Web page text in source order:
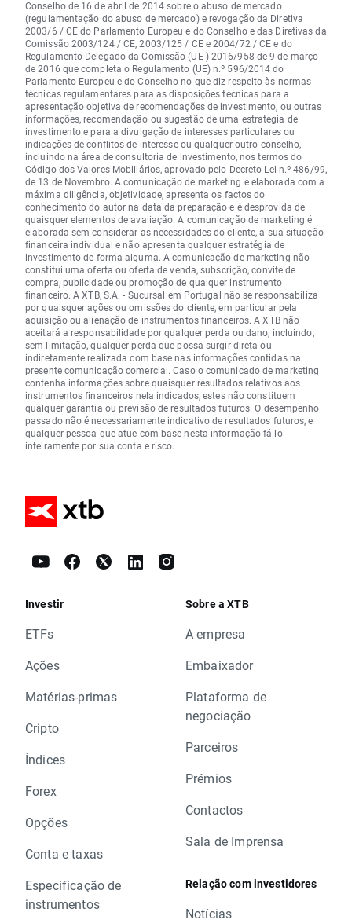
Conselho de 16 de abril de 2014 sobre o abuso de mercado
(regulamentação do abuso de mercado) e revogação da Diretiva
2003/6 / CE do Parlamento Europeu e do Conselho e das Diretivas da
Comissão 2003/124 / CE, 2003/125 / CE e 2004/72 / CE e do
Regulamento Delegado da Comissão (UE ) 2016/958 de 9 de março
de 2016 que completa o Regulamento (UE) n.º 596/2014 do
Parlamento Europeu e do Conselho no que diz respeito às normas
técnicas regulamentares para as disposições técnicas para a
apresentação objetiva de recomendações de investimento, ou outras
informações, recomendação ou sugestão de uma estratégia de
investimento e para a divulgação de interesses particulares ou
indicações de conflitos de interesse ou qualquer outro conselho,
incluindo na área de consultoria de investimento, nos termos do
Código dos Valores Mobiliários, aprovado pelo Decreto-Lei n.º 486/99,
de 13 de Novembro. A comunicação de marketing é elaborada com a
máxima diligência, objetividade, apresenta os factos do
conhecimento do autor na data da preparação e é desprovida de
quaisquer elementos de avaliação. A comunicação de marketing é
elaborada sem considerar as necessidades do cliente, a sua situação
financeira individual e não apresenta qualquer estratégia de
investimento de forma alguma. A comunicação de marketing não
constitui uma oferta ou oferta de venda, subscrição, convite de
compra, publicidade ou promoção de qualquer instrumento
financeiro. A XTB, S.A. - Sucursal em Portugal não se responsabiliza
por quaisquer ações ou omissões do cliente, em particular pela
aquisição ou alienação de instrumentos financeiros. A XTB não
aceitará a responsabilidade por qualquer perda ou dano, incluindo,
sem limitação, qualquer perda que possa surgir direta ou
indiretamente realizada com base nas informações contidas na
presente comunicação comercial. Caso o comunicado de marketing
contenha informações sobre quaisquer resultados relativos aos
instrumentos financeiros nela indicados, estes não constituem
qualquer garantia ou previsão de resultados futuros. O desempenho
passado não é necessariamente indicativo de resultados futuros, e
qualquer pessoa que atue com base nesta informação fá-lo
inteiramente por sua conta e risco.
Investir
ETFs
Ações
Matérias-primas
Cripto
Índices
Forex
Opções
Conta e taxas
Especificação de
instrumentos
Sobre a XTB
A empresa
Embaixador
Plataforma de
negociação
Parceiros
Prémios
Contactos
Sala de Imprensa
Relação com investidores
Notícias